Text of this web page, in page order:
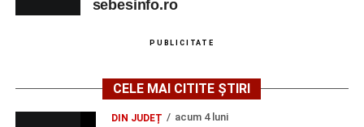
sebesinfo.ro
PUBLICITATE
CELE MAI CITITE ȘTIRI
DIN JUDEȚ acum 4 luni